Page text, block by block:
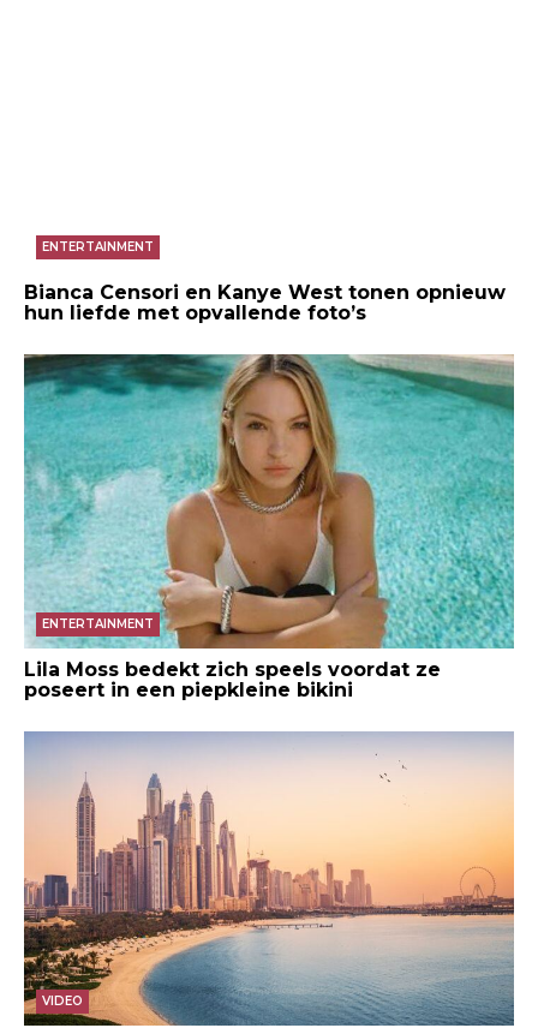
ENTERTAINMENT
Bianca Censori en Kanye West tonen opnieuw
hun liefde met opvallende foto’s
ENTERTAINMENT
Lila Moss bedekt zich speels voordat ze
poseert in een piepkleine bikini
VIDEO